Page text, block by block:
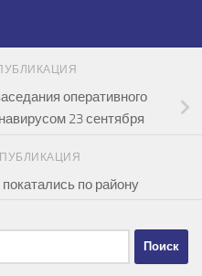
оперативного
23 сентября
по району